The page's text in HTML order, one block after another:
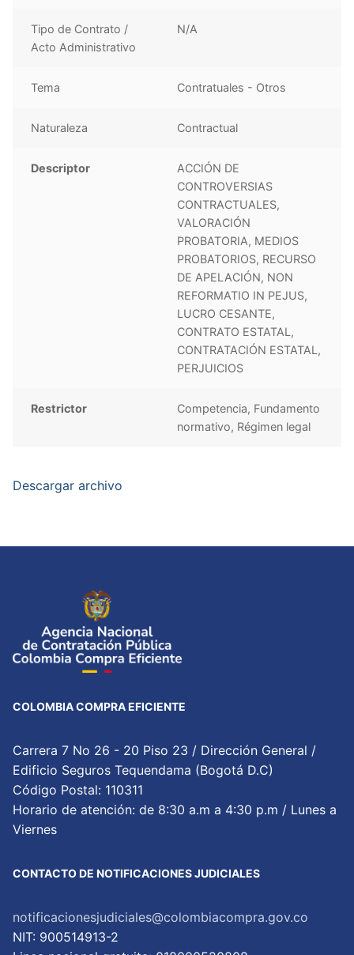
Tipo de Contrato /
Acto Administrativo
N/A
Tema Contratuales - Otros
Naturaleza Contractual
Descriptor
ACCIÓN DE
CONTROVERSIAS
CONTRACTUALES,
VALORACIÓN
PROBATORIA, MEDIOS
PROBATORIOS, RECURSO
DE APELACIÓN, NON
REFORMATIO IN PEJUS,
LUCRO CESANTE,
CONTRATO ESTATAL,
CONTRATACIÓN ESTATAL,
PERJUICIOS
Restrictor
Competencia, Fundamento
normativo, Régimen legal
Descargar archivo
COLOMBIA COMPRA EFICIENTE
Carrera 7 No 26 - 20 Piso 23 / Dirección General /
Edificio Seguros Tequendama (Bogotá D.C)
Código Postal: 110311
Horario de atención: de 8:30 a.m a 4:30 p.m / Lunes a
Viernes
CONTACTO DE NOTIFICACIONES JUDICIALES
notificacionesjudiciales@colombiacompra.gov.co
NIT: 900514913-2